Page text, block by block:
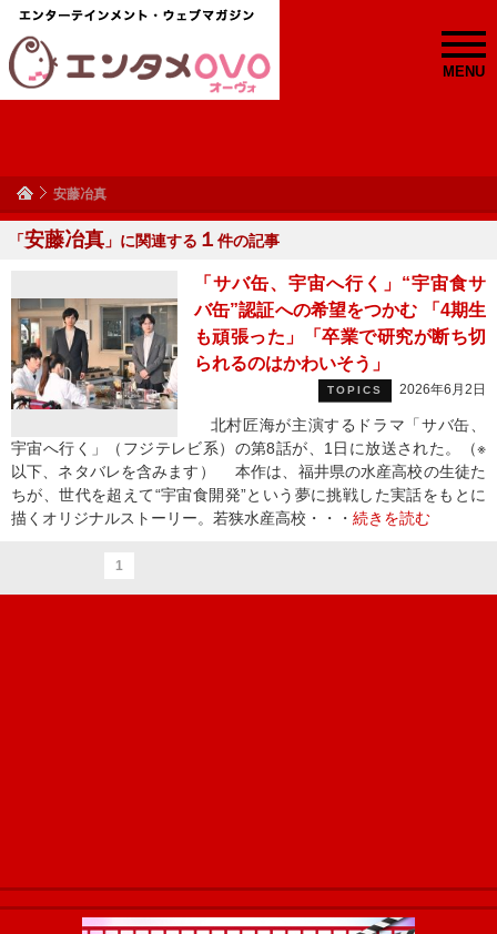
MENU
安藤冶真
「安藤冶真 」に関連する １ 件の記事
「サバ缶、宇宙へ行く」“宇宙食サ
バ缶”認証への希望をつかむ 「4期生
も頑張った」「卒業で研究が断ち切
られるのはかわいそう」
TOPICS 2026年6月2日
北村匠海が主演するドラマ「サバ缶、
宇宙へ行く」（フジテレビ系）の第8話が、1日に放送された。（※
以下、ネタバレを含みます） 本作は、福井県の水産高校の生徒た
ちが、世代を超えて“宇宙食開発”という夢に挑戦した実話をもとに
描くオリジナルストーリー。若狭水産高校・・・ 続きを読む
1